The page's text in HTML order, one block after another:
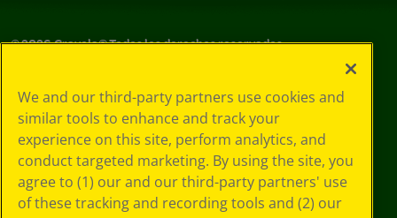
©2026Crayola® Todos los derechos reservados.
de privacidad
Política de
privacidad
Términos de SMS
GDPR
Aviso de
privacidad de CA
We and our third-party partners use cookies and
similar tools to enhance and track your
experience on this site, perform analytics, and
conduct targeted marketing. By using the site, you
agree to (1) our and our third-party partners' use
of these tracking and recording tools and (2) our